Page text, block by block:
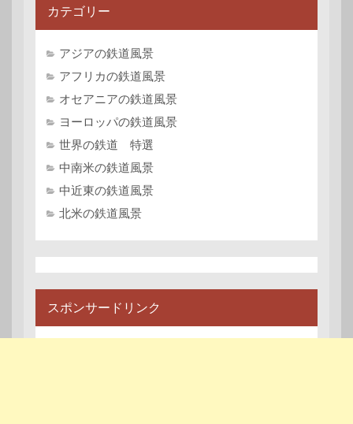
カテゴリー
アジアの鉄道風景
アフリカの鉄道風景
オセアニアの鉄道風景
ヨーロッパの鉄道風景
世界の鉄道 特選
中南米の鉄道風景
中近東の鉄道風景
北米の鉄道風景
スポンサードリンク